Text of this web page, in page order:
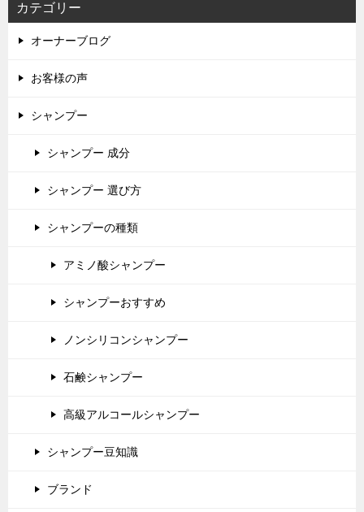
カテゴリー
オーナーブログ
お客様の声
シャンプー
シャンプー 成分
シャンプー 選び方
シャンプーの種類
アミノ酸シャンプー
シャンプーおすすめ
ノンシリコンシャンプー
石鹸シャンプー
高級アルコールシャンプー
シャンプー豆知識
ブランド